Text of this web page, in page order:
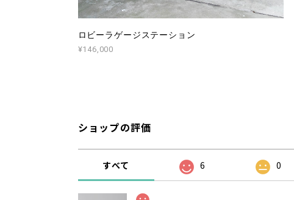
ロビーラゲージステーション
¥146,000
ショップの評価
すべて 6 0